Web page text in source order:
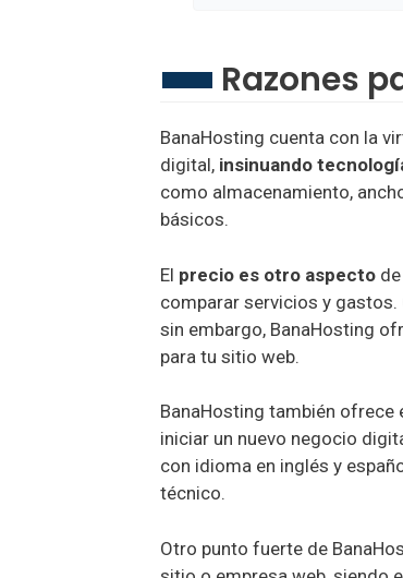
Razones
BanaHosting cuenta con la
digital, insinuando
como almacenamiento,
básicos.
El precio es otro aspecto
comparar servicios y
sin embargo, BanaHosting
para tu sitio web.
BanaHosting también ofrece
iniciar un nuevo negocio
con idioma en inglés y
técnico.
Otro punto fuerte de